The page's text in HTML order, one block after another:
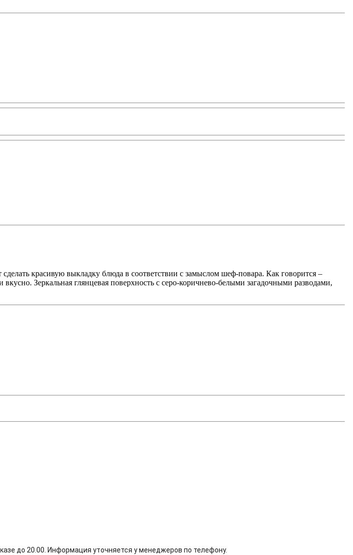
красивую выкладку блюда в соответствии с замыслом шеф-повара. Как говорится –
Зеркальная глянцевая поверхность c серо-коричнево-белыми загадочными разводами,
до 20.00. Информация уточняется у менеджеров по телефону.